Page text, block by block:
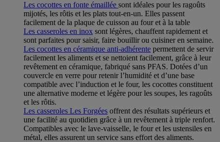
Les cocottes en fonte émaillée sont idéales pour les ragoûts
mijotés, les rôtis et les plats tout-en-un. Elles passent
facilement de la plaque de cuisson au four et à la table
Les casseroles en inox sont légères, chauffent rapidement et
sont parfaites pour saisir, faire bouillir ou cuisiner en semaine.
Les cocottes en céramique anti-adhérente permettent de servir
facilement les aliments et se nettoient facilement, grâce à leur
revêtement en céramique, fabriqué sans PFAS. Dotées d’un
couvercle en verre pour retenir l’humidité et d’une base
compatible avec l’induction et le four, les cocottes constituent
une alternative moderne et légère pour les soupes, les ragoûts
et les rôtis.
Les casseroles Les Forgées offrent des résultats supérieurs et
une facilité au quotidien grâce à un revêtement à triple renfort.
Compatibles avec le lave-vaisselle, le four et les ustensiles en
métal, elles assurent un service sans effort des aliments.